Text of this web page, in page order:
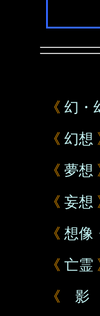
《 幻・
《 幻想
《 夢想
《 妄想
《 想像
《 亡霊
《 影